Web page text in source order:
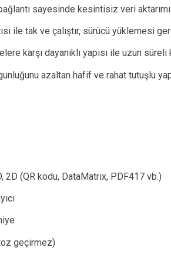
sayesinde kesintisiz veri aktarımı.
ile tak ve çalıştır, sürücü yüklemesi
karşı dayanıklı yapısı ile uzun süreli
azaltan hafif ve rahat tutuşlu
2D (QR kodu, DataMatrix, PDF417 vb.)
geçirmez)